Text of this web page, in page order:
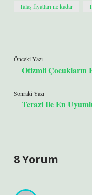
Talaş fiyatları ne kadar
Önceki Yazı
Otizmli Çocukların
Sonraki Yazı
Terazi Ile En
8 Yorum